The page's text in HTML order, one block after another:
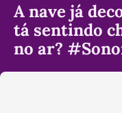
A nave já
tá sentindo
no ar?